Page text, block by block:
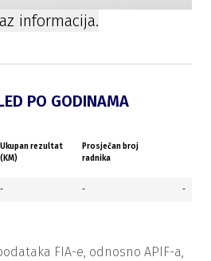
informacija.
PO GODINAMA
Ukupan rezultat
(KM)
Prosječan broj
radnika
- - -
FIA-e, odnosno APIF-a,